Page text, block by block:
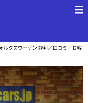
ルクスワーゲン 評判／口コミ／お客